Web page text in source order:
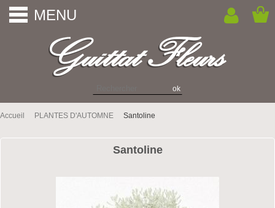
MENU
Accueil PLANTES D'AUTOMNE Santoline
Santoline